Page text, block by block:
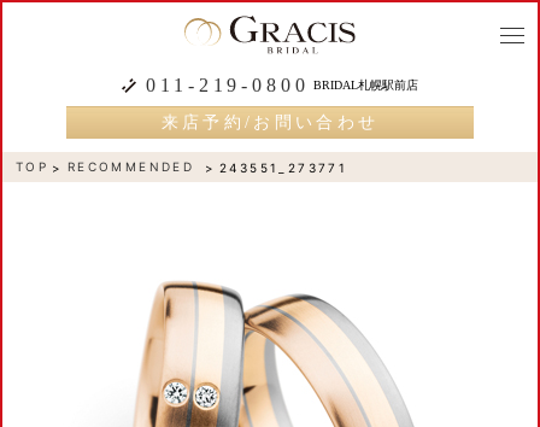
011-219-0800 BRIDAL札幌駅前店
来店予約/お問い合わせ
TOP RECOMMENDED 243551_273771